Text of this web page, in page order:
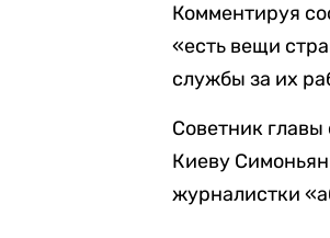
Комментируя
«есть вещи
службы за их
Советник
Киеву
журналистки